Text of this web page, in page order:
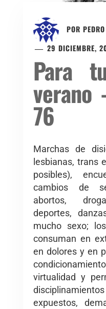
POR
29 DICIEMBRE,
Para
verano
76
Marchas de
lesbianas, trans
posibles),
cambios de
abortos,
deportes,
mucho sexo;
consuman en
en dolores y en
virtualidad y
expuestos,